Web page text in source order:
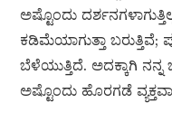
ಅಷ್ಟೊಂದು
ಕಡಿಮೆಯಾಗುತ್ತಾ ಬರುತ್ತಿವೆ;
ಬೆಳೆಯುತ್ತಿದೆ. ಅದಕ್ಕಾಗಿ ನನ್ನ
ಅಷ್ಟೊಂದು ಹೊರಗಡೆ